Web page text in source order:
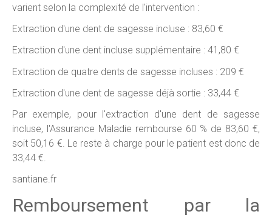
varient selon la complexité de l'intervention :
Extraction d'une dent de sagesse incluse : 83,60 €
Extraction d'une dent incluse supplémentaire : 41,80 €
Extraction de quatre dents de sagesse incluses : 209 €
Extraction d'une dent de sagesse déjà sortie : 33,44 €
Par exemple, pour l'extraction d'une dent de sagesse
incluse, l'Assurance Maladie rembourse 60 % de 83,60 €,
soit 50,16 €. Le reste à charge pour le patient est donc de
33,44 €.
santiane.fr
Remboursement par la